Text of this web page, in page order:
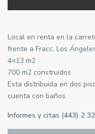
Local en renta en la
frente a Fracc. Los
4×13 m2
700 m2 construidos
Esta distribuida en dos
cuenta con baños
Informes y citas (443) 2